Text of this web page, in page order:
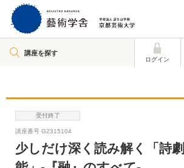
講座を探す
ログイン
受付終了
講座番号 G2315104
少しだけ深く読み解く「詩